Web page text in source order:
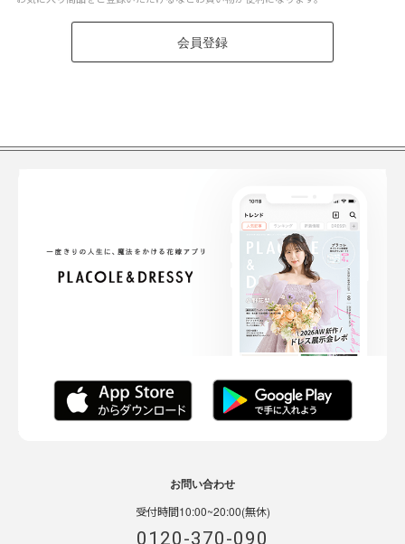
会員登録
お問い合わせ
受付時間10:00~20:00(無休)
0120-370-090